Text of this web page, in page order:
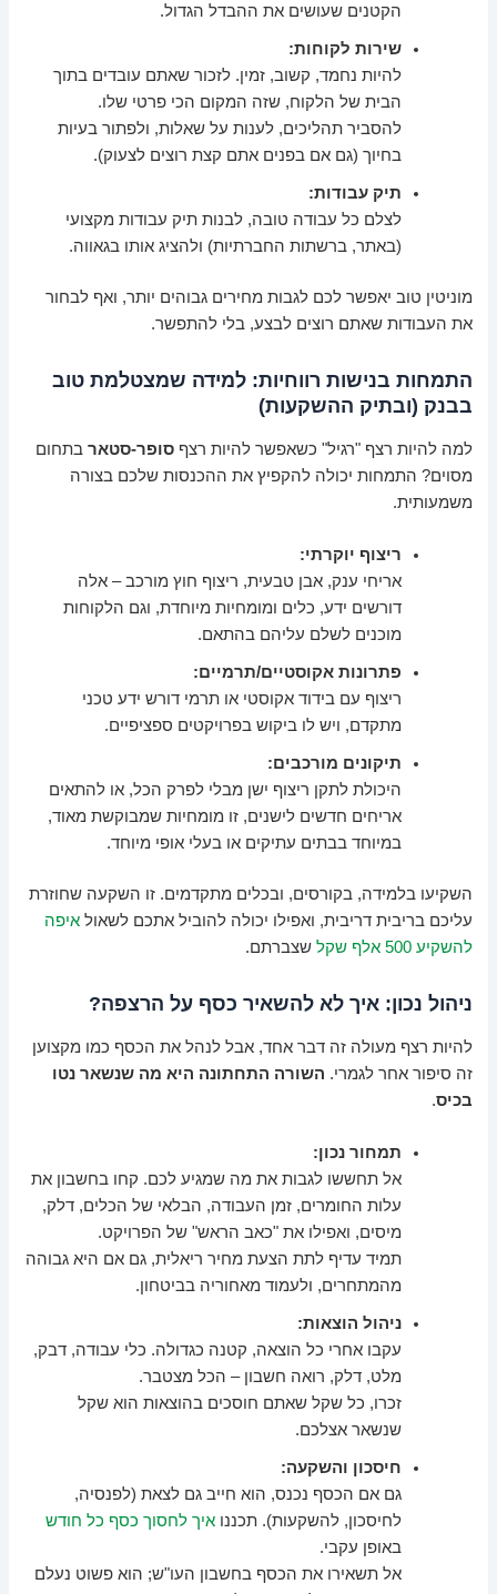
הקטנים שעושים את ההבדל הגדול.
שירות לקוחות:
להיות נחמד, קשוב, זמין. לזכור שאתם עובדים בתוך
הבית של הלקוח, שזה המקום הכי פרטי שלו.
להסביר תהליכים, לענות על שאלות, ולפתור בעיות
בחיוך (גם אם בפנים אתם קצת רוצים לצעוק).
תיק עבודות:
לצלם כל עבודה טובה, לבנות תיק עבודות מקצועי
(באתר, ברשתות החברתיות) ולהציג אותו בגאווה.
מוניטין טוב יאפשר לכם לגבות מחירים גבוהים יותר, ואף לבחור
את העבודות שאתם רוצים לבצע, בלי להתפשר.
התמחות בנישות רווחיות: למידה שמצטלמת טוב
בבנק (ובתיק ההשקעות)
למה להיות רצף "רגיל" כשאפשר להיות רצףסופר-סטאר בתחום
מסוים? התמחות יכולה להקפיץ את ההכנסות שלכם בצורה
משמעותית.
ריצוף יוקרתי:
אריחי ענק, אבן טבעית, ריצוף חוץ מורכב – אלה
דורשים ידע, כלים ומומחיות מיוחדת, וגם הלקוחות
מוכנים לשלם עליהם בהתאם.
פתרונות אקוסטיים/תרמיים:
ריצוף עם בידוד אקוסטי או תרמי דורש ידע טכני
מתקדם, ויש לו ביקוש בפרויקטים ספציפיים.
תיקונים מורכבים:
היכולת לתקן ריצוף ישן מבלי לפרק הכל, או להתאים
אריחים חדשים לישנים, זו מומחיות שמבוקשת מאוד,
במיוחד בבתים עתיקים או בעלי אופי מיוחד.
השקיעו בלמידה, בקורסים, ובכלים מתקדמים. זו השקעה שחוזרת
עליכם בריבית דריבית, ואפילו יכולה להוביל אתכם לשאולאיפה
להשקיע 500 אלף שקל
שצברתם.
ניהול נכון: איך לא להשאיר כסף על הרצפה?
להיות רצף מעולה זה דבר אחד, אבל לנהל את הכסף כמו מקצוען
זה סיפור אחר לגמרי. השורה התחתונה היא מה שנשאר נטו
בכיס.
תמחור נכון:
אל תחששו לגבות את מה שמגיע לכם. קחו בחשבון את
עלות החומרים, זמן העבודה, הבלאי של הכלים, דלק,
מיסים, ואפילו את "כאב הראש" של הפרויקט.
תמיד עדיף לתת הצעת מחיר ריאלית, גם אם היא גבוהה
מהמתחרים, ולעמוד מאחוריה בביטחון.
ניהול הוצאות:
עקבו אחרי כל הוצאה, קטנה כגדולה. כלי עבודה, דבק,
מלט, דלק, רואה חשבון – הכל מצטבר.
זכרו, כל שקל שאתם חוסכים בהוצאות הוא שקל
שנשאר אצלכם.
חיסכון והשקעה:
גם אם הכסף נכנס, הוא חייב גם לצאת (לפנסיה,
לחיסכון, להשקעות). תכננואיך לחסוך כסף כל חודש
באופן עקבי.
אל תשאירו את הכסף בחשבון העו"ש; הוא פשוט נעלם